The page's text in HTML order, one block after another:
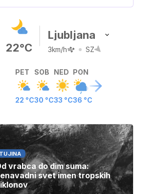
22°C
Ljubljana
3km/h SZ
PET
22 °C
SOB
30 °C
NED
33 °C
PON
36 °C
TUJINA
vrabca do dim suma:
svet imen tropskih